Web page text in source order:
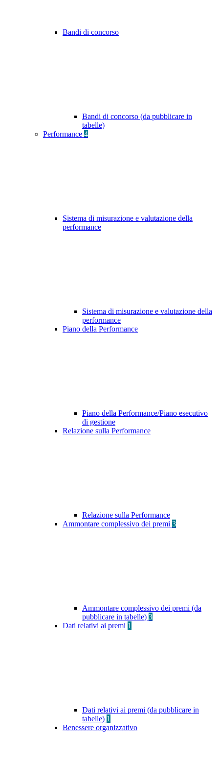
Bandi di concorso
Bandi di concorso (da pubblicare in
tabelle)
Performance 4
Sistema di misurazione e valutazione della
performance
Sistema di misurazione e valutazione della
performance
Piano della Performance
Piano della Performance/Piano esecutivo
di gestione
Relazione sulla Performance
Relazione sulla Performance
Ammontare complessivo dei premi 3
Ammontare complessivo dei premi (da
pubblicare in tabelle) 3
Dati relativi ai premi 1
Dati relativi ai premi (da pubblicare in
tabelle) 1
Benessere organizzativo